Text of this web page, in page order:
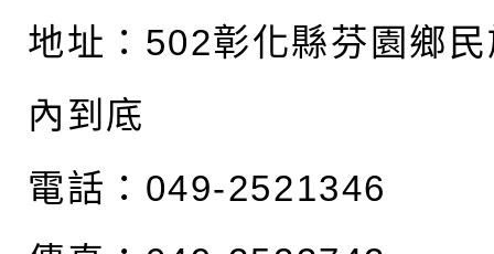
地址： 502彰化縣芬園鄉
內到底
電話：049-2521346